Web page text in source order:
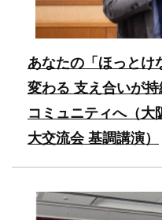
あなたの「ほっとけ
変わる 支え合いが
コミュニティへ（大
大交流会 基調講演）